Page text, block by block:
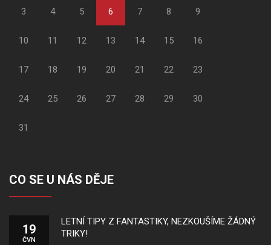
3 4 5 6 7 8 9
10 11 12 13 14 15 16
17 18 19 20 21 22 23
24 25 26 27 28 29 30
31
CO SE U NÁS DĚJE
19
ČVN
LETNÍ TIPY Z FANTASTIKY, NEZKOUŠÍME ŽÁDNÝ
TRIKY!